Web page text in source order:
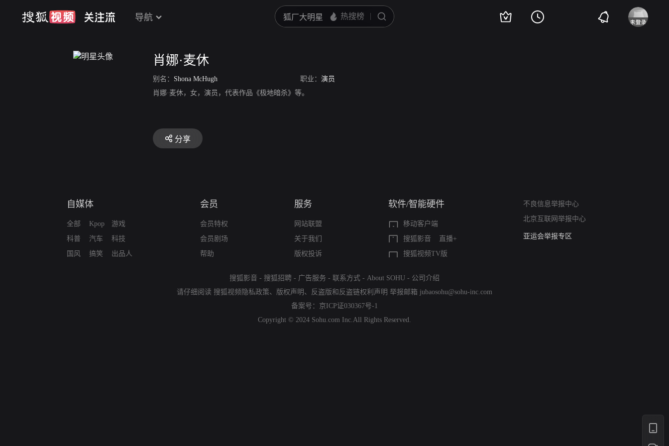
导航
肖娜·麦休
别名： Shona McHugh 职业： 演员
肖娜·麦休，女，演员，代表作品《极地暗杀》等。
分享
自媒体
全部
科普
国风
Kpop
汽车
搞笑
游戏
科技
出品人
会员
会员特权
会员剧场
帮助
服务
网站联盟
关于我们
版权投诉
软件/智能硬件
移动客户端
搜狐影音
直播+
搜狐视频TV版
不良信息举报中心
北京互联网举报中心
算法推荐专项举报
亚运会举报专区
搜狐影音 - 搜狐招聘 - 广告服务 - 联系方式 - About SOHU - 公司介绍
请仔细阅读 搜狐视频隐私政策、 版权声明 、 反盗版和反盗链权利声明 举报邮箱 jubaosohu@sohu-inc.com
备案号： 京ICP证030367号-1
Copyright © 2024 Sohu.com Inc.All Rights Reserved.